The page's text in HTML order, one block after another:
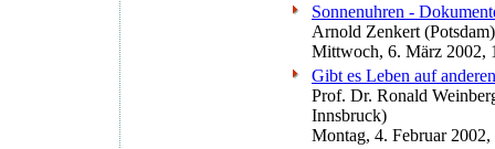
Sonnenuhren -
Arnold Zenkert (Potsdam)
Mittwoch, 6. März 2002,
Gibt es Leben auf
Prof. Dr. Ronald
Innsbruck)
Montag, 4. Februar